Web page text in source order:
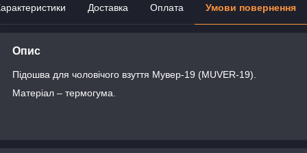
Доставка Оплата Умови повернення
Опис
Підошва для чоловічого взуття Мувер-19 (MUVER-19).
Матеріал – термогума.